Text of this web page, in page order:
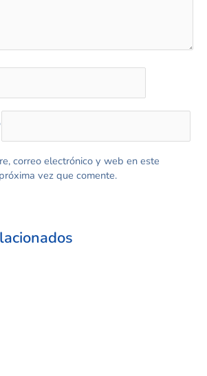
correo electrónico y web en este
vez que comente.